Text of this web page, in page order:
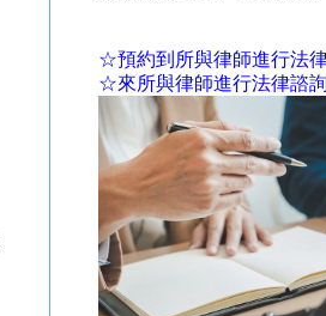
☆預約到所與律師進行法
☆來所與律師進行法律諮